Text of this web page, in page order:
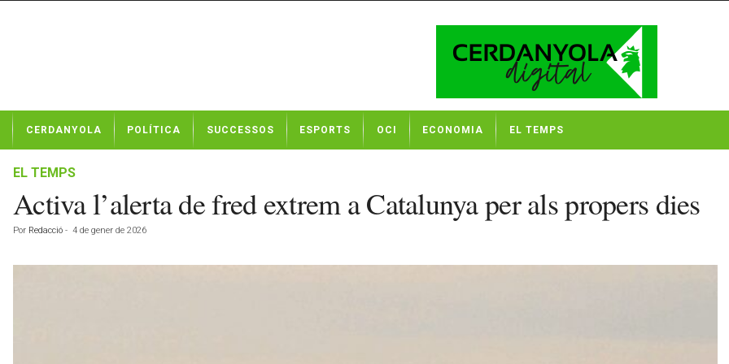
t
CERDANYOLA POLÍTICA SUCCESSOS ESPORTS OCI ECONOMIA EL TEMPS
EL TEMPS
Activa l’alerta de fred extrem a Catalunya per als propers dies
Por Redacció - 4 de gener de 2026